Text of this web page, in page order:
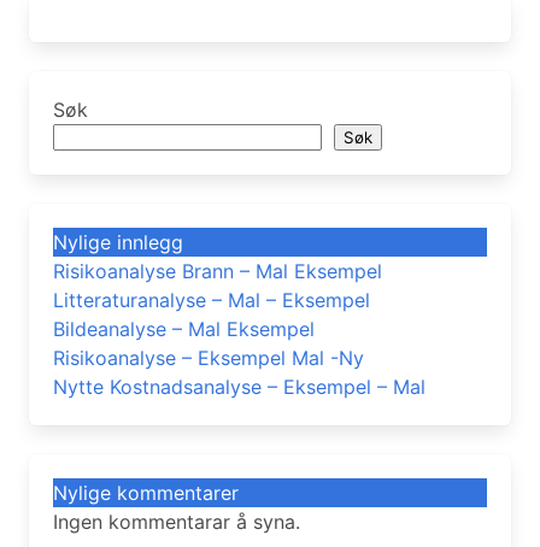
Søk
Søk
Nylige innlegg
Risikoanalyse Brann – Mal Eksempel
Litteraturanalyse – Mal – Eksempel
Bildeanalyse – Mal Eksempel
Risikoanalyse – Eksempel Mal -Ny
Nytte Kostnadsanalyse – Eksempel – Mal
Nylige kommentarer
Ingen kommentarar å syna.